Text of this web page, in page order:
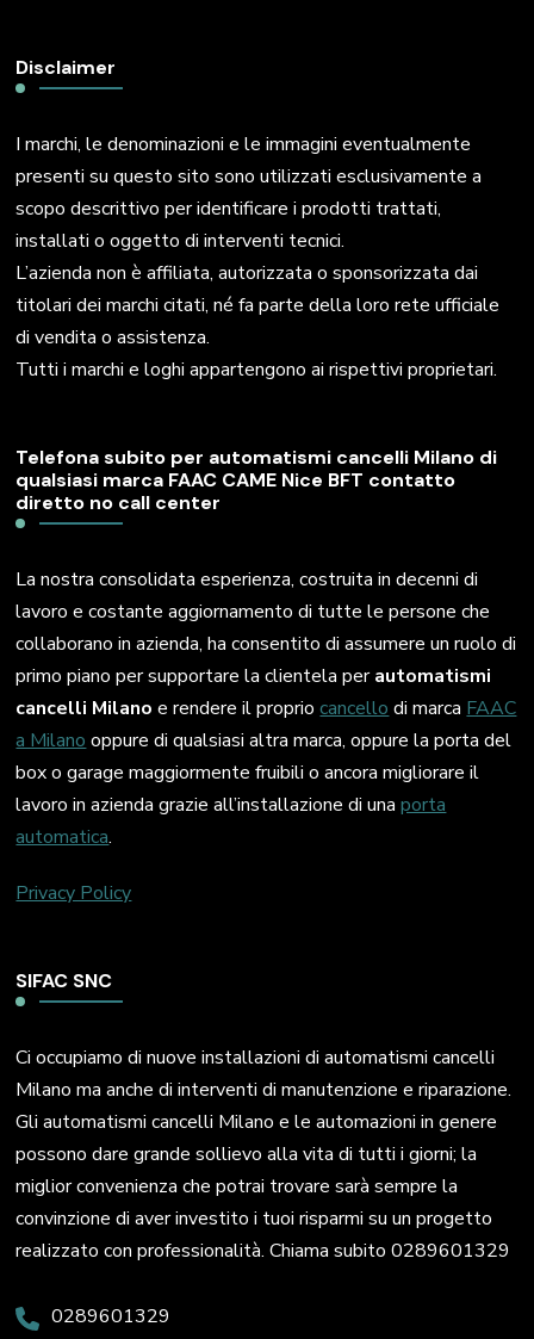
Disclaimer
I marchi, le denominazioni e le immagini eventualmente
presenti su questo sito sono utilizzati esclusivamente a
scopo descrittivo per identificare i prodotti trattati,
installati o oggetto di interventi tecnici.
L’azienda non è affiliata, autorizzata o sponsorizzata dai
titolari dei marchi citati, né fa parte della loro rete ufficiale
di vendita o assistenza.
Tutti i marchi e loghi appartengono ai rispettivi proprietari.
Telefona subito per automatismi cancelli Milano di
qualsiasi marca FAAC CAME Nice BFT contatto
diretto no call center
La nostra consolidata esperienza, costruita in decenni di
lavoro e costante aggiornamento di tutte le persone che
collaborano in azienda, ha consentito di assumere un ruolo di
primo piano per supportare la clientela perautomatismi
cancelli Milano e rendere il propriocancello di marca FAAC
a Milano oppure di qualsiasi altra marca, oppure la porta del
box o garage maggiormente fruibili o ancora migliorare il
lavoro in azienda grazie all’installazione di unaporta
automatica.
Privacy Policy
SIFAC SNC
Ci occupiamo di nuove installazioni di automatismi cancelli
Milano ma anche di interventi di manutenzione e riparazione.
Gli automatismi cancelli Milano e le automazioni in genere
possono dare grande sollievo alla vita di tutti i giorni; la
miglior convenienza che potrai trovare sarà sempre la
convinzione di aver investito i tuoi risparmi su un progetto
realizzato con professionalità. Chiama subito 0289601329
0289601329